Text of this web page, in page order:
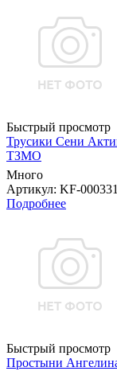
Быстрый просмотр
Трусики Сени
ТЗМО
Много
Артикул: KF-
Подробнее
Быстрый просмотр
Простыни